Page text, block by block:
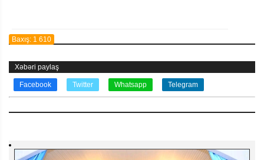
Baxış: 1 610
Xəbəri paylaş
Facebook Twitter Whatsapp Telegram